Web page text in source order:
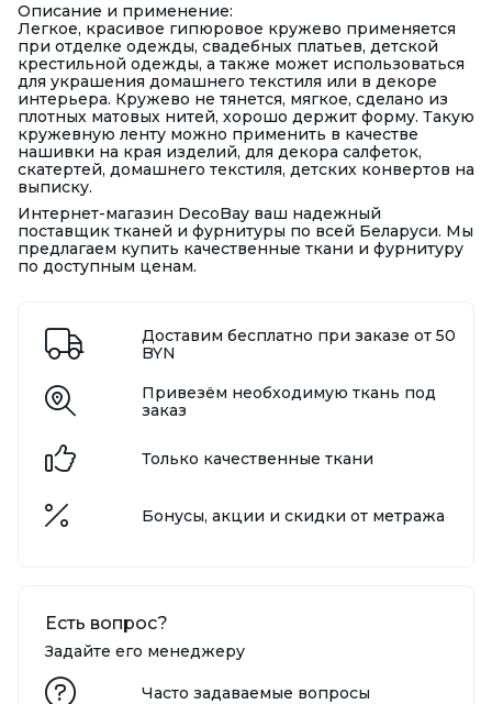
Описание и применение:
Легкое, красивое гипюровое кружево применяется
при отделке одежды, свадебных платьев, детской
крестильной одежды, а также может использоваться
для украшения домашнего текстиля или в декоре
интерьера. Кружево не тянется, мягкое, сделано из
плотных матовых нитей, хорошо держит форму. Такую
кружевную ленту можно применить в качестве
нашивки на края изделий, для декора салфеток,
скатертей, домашнего текстиля, детских конвертов на
выписку.
Интернет-магазин DecoBay ваш надежный
поставщик тканей и фурнитуры по всей Беларуси. Мы
предлагаем купить качественные ткани и фурнитуру
по доступным ценам.
Доставим бесплатно при заказе от 50
BYN
Привезём необходимую ткань под
заказ
Только качественные ткани
Бонусы, акции и скидки от метража
Есть вопрос?
Задайте его менеджеру
Часто задаваемые вопросы